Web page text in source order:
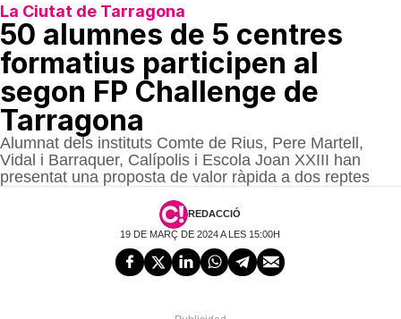
La Ciutat de Tarragona
50 alumnes de 5 centres
formatius participen al
segon FP Challenge de
Tarragona
Alumnat dels instituts Comte de Rius, Pere Martell,
Vidal i Barraquer, Calípolis i Escola Joan XXIII han
presentat una proposta de valor ràpida a dos reptes
REDACCIÓ
19 DE MARÇ DE 2024 A LES 15:00H